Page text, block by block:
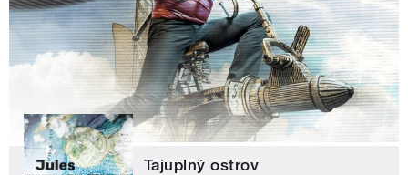
Tajuplný ostrov